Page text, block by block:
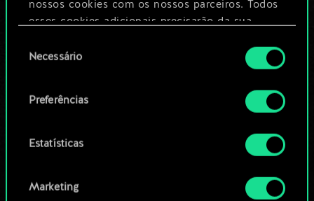
nossos cookies com os nossos parceiros. Todos
esses cookies adicionais precisarão da sua
Você encontrará todos os detalhes sobre o uso
de cookies e poderá ajustar as suas preferências
no menu "Configurações" abaixo.
deNecessário
Preferências
Estatísticas
Marketing
comunidade